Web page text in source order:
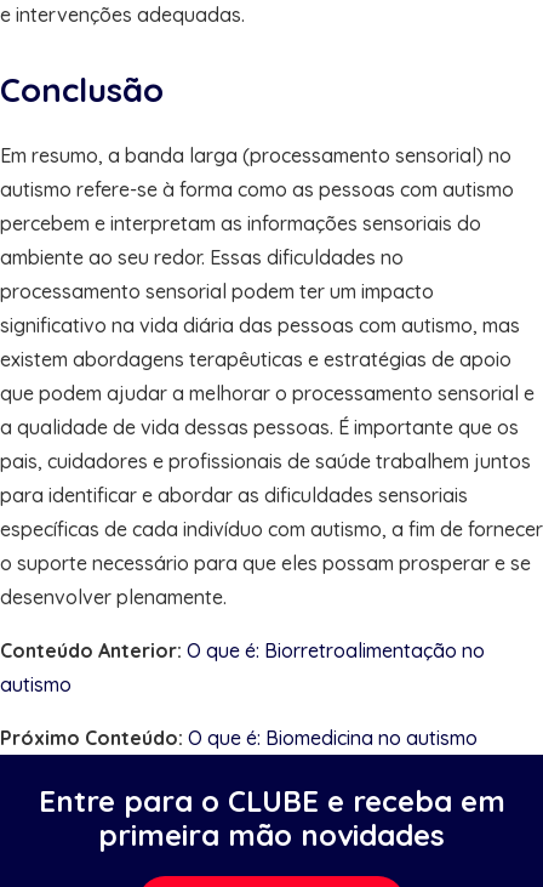
e intervenções adequadas.
Conclusão
Em resumo, a banda larga (processamento sensorial) no
autismo refere-se à forma como as pessoas com autismo
percebem e interpretam as informações sensoriais do
ambiente ao seu redor. Essas dificuldades no
processamento sensorial podem ter um impacto
significativo na vida diária das pessoas com autismo, mas
existem abordagens terapêuticas e estratégias de apoio
que podem ajudar a melhorar o processamento sensorial e
a qualidade de vida dessas pessoas. É importante que os
pais, cuidadores e profissionais de saúde trabalhem juntos
para identificar e abordar as dificuldades sensoriais
específicas de cada indivíduo com autismo, a fim de fornecer
o suporte necessário para que eles possam prosperar e se
desenvolver plenamente.
Conteúdo Anterior: O que é: Biorretroalimentação no
autismo
Próximo Conteúdo: O que é: Biomedicina no autismo
Entre para o CLUBE e receba em
primeira mão novidades